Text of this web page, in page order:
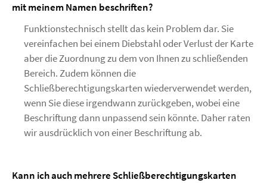
mit meinem Namen beschriften?
Funktionstechnisch stellt das kein Problem dar. Sie
vereinfachen bei einem Diebstahl oder Verlust der Karte
aber die Zuordnung zu dem von Ihnen zu schließenden
Bereich. Zudem können die
Schließberechtigungskarten wiederverwendet werden,
wenn Sie diese irgendwann zurückgeben, wobei eine
Beschriftung dann unpassend sein könnte. Daher raten
wir ausdrücklich von einer Beschriftung ab.
Kann ich auch mehrere Schließberechtigungskarten